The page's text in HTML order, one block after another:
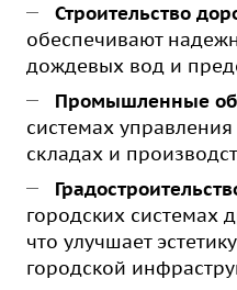
Строительство
обеспечивают
дождевых вод и
Промышленные
системах
складах и
городских системах
что улучшает
городской